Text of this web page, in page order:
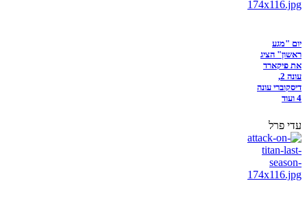
יום "מגע
ראשון" הציג
את פיקארד
עונה 2,
דיסקוברי עונה
4 ועוד
עדי פרל